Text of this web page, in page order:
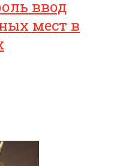
ввод
мест в